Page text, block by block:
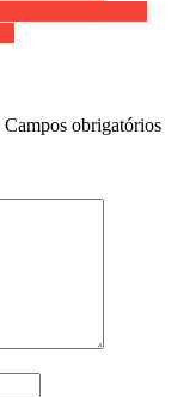
Campos obrigatórios